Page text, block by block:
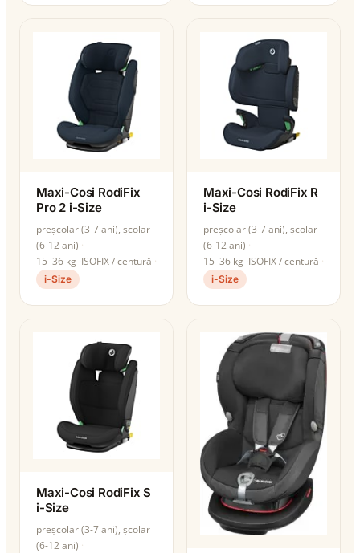
Maxi-Cosi RodiFix
Pro 2 i-Size
preșcolar (3-7 ani), școlar
(6-12 ani)
15–36 kg ISOFIX / centură
i-Size
Maxi-Cosi RodiFix R
i-Size
preșcolar (3-7 ani), școlar
(6-12 ani)
15–36 kg ISOFIX / centură
i-Size
Maxi-Cosi RodiFix S
i-Size
preșcolar (3-7 ani), școlar
(6-12 ani)